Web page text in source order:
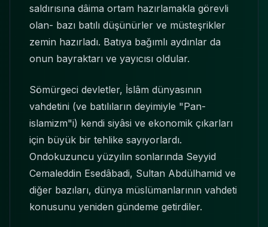
saldırısına dâima ortam hazırlamakla görevli
olan- bazı batılı düşünürler ve müsteşrikler
zemin hazırladı. Batıya bağımlı aydınlar da
onun bayraktarı ve yayıcısı oldular.
Sömürgeci devletler, İslâm dünyasının
vahdetini (ve batılıların deyimiyle "Pan-
islamizm"i) kendi siyâsi ve ekonomik çıkarları
için büyük bir tehlike sayıyorlardı.
Ondokuzuncu yüzyılın sonlarında Seyyid
Cemaleddin Esedâbadi, Sultan Abdülhamid ve
diğer bazıları, dünya müslümanlarının vahdeti
konusunu yeniden gündeme getirdiler.